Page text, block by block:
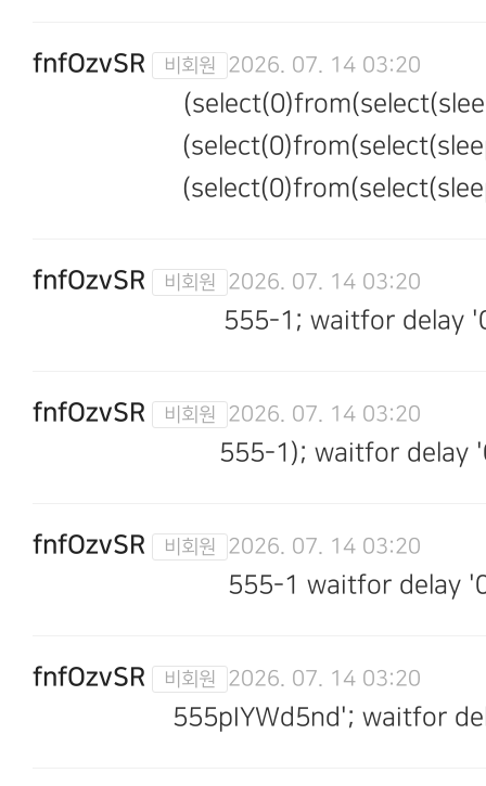
fnfOzvSR 2026. 07. 14 03:20
fnfOzvSR 2026. 07. 14 03:20
555-1; waitfor delay
fnfOzvSR 2026. 07. 14 03:20
555-1); waitfor delay
fnfOzvSR 2026. 07. 14 03:20
555-1 waitfor delay
fnfOzvSR 2026. 07. 14 03:20
555pIYWd5nd'; waitfor